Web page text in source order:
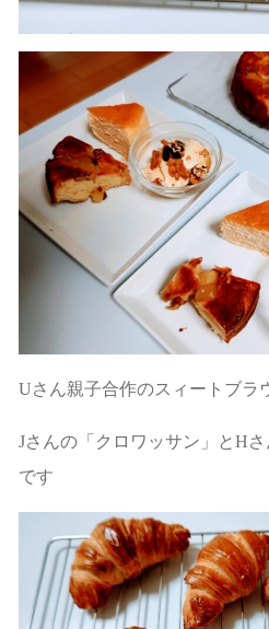
Uさん親子合作のスィートブラ
Jさんの「クロワッサン」とHさ
です